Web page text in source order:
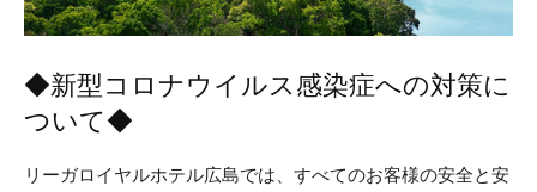
◆新型コロナウイルス感染症への対策に
ついて◆
リーガロイヤルホテル広島では、すべてのお客様の安全と安